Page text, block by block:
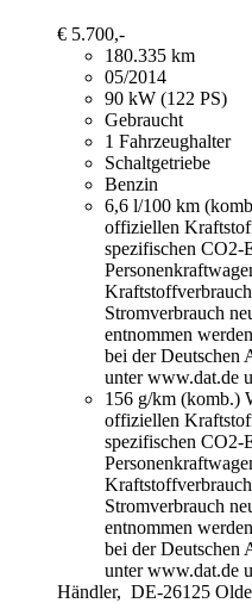
€ 5.700,-
180.335 km
05/2014
90 kW (122 PS)
Gebraucht
1 Fahrzeughalter
Schaltgetriebe
Benzin
6,6 l/100 km
offiziellen
spezifischen CO2-
Stromverbrauch
entnommen
bei der Deutschen
unter www.dat.de
156 g/km (komb.)
offiziellen
spezifischen CO2-
Stromverbrauch
entnommen
bei der Deutschen
unter www.dat.de
Händler, DE-26125